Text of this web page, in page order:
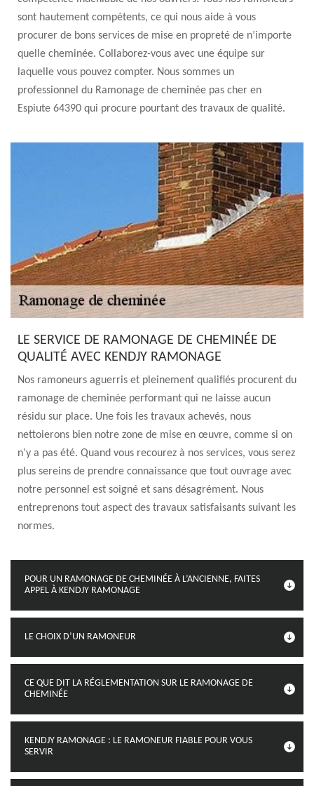
sont hautement compétents, ce qui nous aide à vous
procurer de bons services de mise en propreté de n’importe
quelle cheminée. Collaborez-vous avec une équipe sur
laquelle vous pouvez compter. Nous sommes un
professionnel du Ramonage de cheminée pas cher en
Espiute 64390 qui procure pourtant des travaux de qualité.
LE SERVICE DE RAMONAGE DE CHEMINÉE DE
QUALITÉ AVEC KENDJY RAMONAGE
Nos ramoneurs aguerris et pleinement qualifiés procurent du
ramonage de cheminée performant qui ne laisse aucun
résidu sur place. Une fois les travaux achevés, nous
nettoierons bien notre zone de mise en œuvre, comme si on
n’y a pas été. Quand vous recourez à nos services, vous serez
plus sereins de prendre connaissance que tout ouvrage avec
notre personnel est soigné et sans désagrément. Nous
entreprenons tout aspect des travaux satisfaisants suivant les
normes.
POUR UN RAMONAGE DE CHEMINÉE À L’ANCIENNE, FAITES
APPEL À KENDJY RAMONAGE
LE CHOIX D’UN RAMONEUR
CE QUE DIT LA RÉGLEMENTATION SUR LE RAMONAGE DE
CHEMINÉE
KENDJY RAMONAGE : LE RAMONEUR FIABLE POUR VOUS
SERVIR